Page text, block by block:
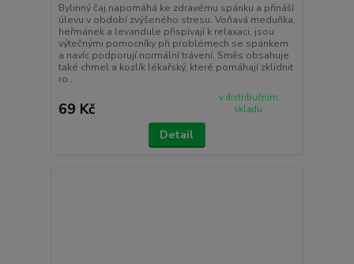
Bylinný čaj napomáhá ke zdravému spánku a přináší
úlevu v období zvýšeného stresu. Voňavá meduňka,
heřmánek a levandule přispívají k relaxaci, jsou
výtečnými pomocníky při problémech se spánkem
a navíc podporují normální trávení. Směs obsahuje
také chmel a kozlík lékařský, které pomáhají zklidnit
ro...
69 Kč
v distribučním
skladu
Detail